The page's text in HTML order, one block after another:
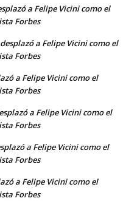
a Felipe Vicini como el
Forbes
a Felipe Vicini como el
Forbes
a Felipe Vicini como el
Forbes
a Felipe Vicini como el
Forbes
a Felipe Vicini como el
Forbes
a Felipe Vicini como el
Forbes